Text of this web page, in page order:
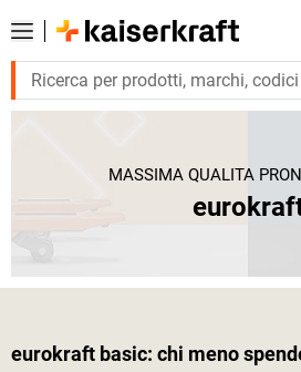
MASSIMA QUALITÀ
eurokraft basic: chi meno